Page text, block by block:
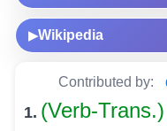
▶Wikipedia
Contributed by:
1. (Verb-Trans.)